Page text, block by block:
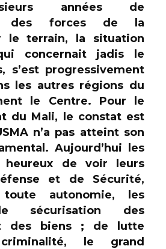
années de
des forces de la
le terrain, la situation
concernait jadis le
s’est progressivement
les autres régions du
le Centre. Pour le
du Mali, le constat est
n’a pas atteint son
Aujourd’hui les
heureux de voir leurs
et de Sécurité,
autonomie, les
sécurisation des
des biens ; de lutte
le grand